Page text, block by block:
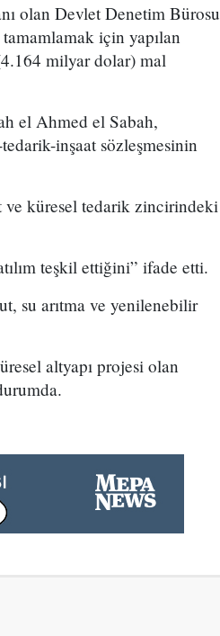
olan Devlet Denetim Bürosu
için yapılan
milyar dolar) mal
el Ahmed el Sabah,
inşaat sözleşmesinin
ve küresel tedarik zincirindeki
teşkil ettiğini” ifade etti.
su arıtma ve yenilenebilir
altyapı projesi olan